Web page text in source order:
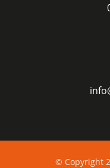
© Copyright